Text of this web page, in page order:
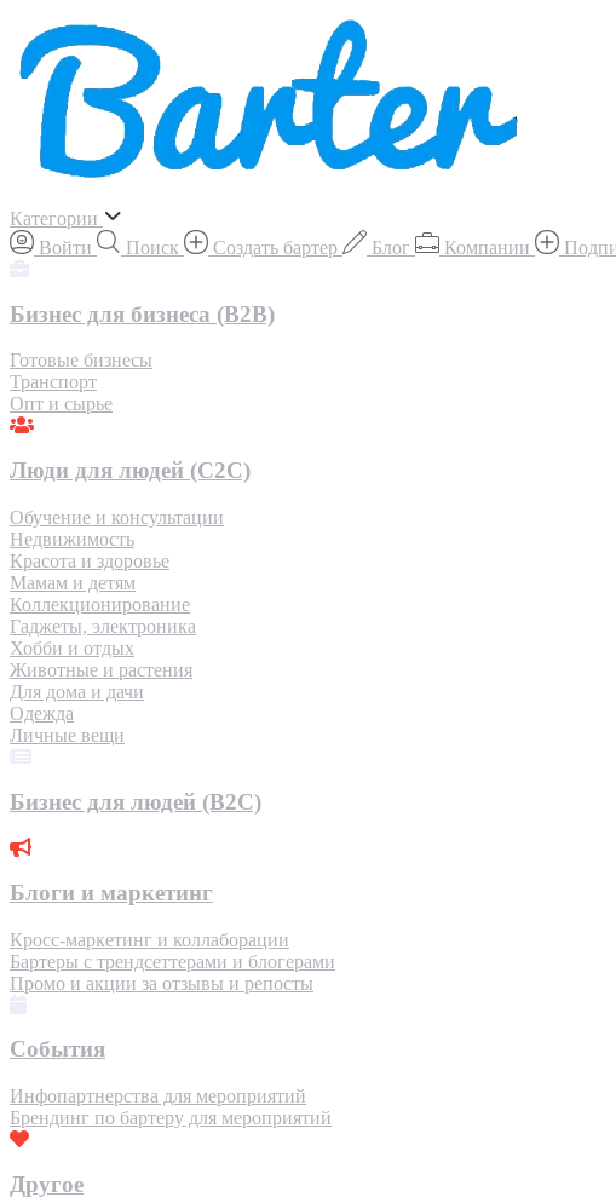
Категории
Войти
Поиск Создать бартер Блог Компании
Бизнес для бизнеса (B2B)
Готовые бизнесы
Транспорт
Опт и сырье
Люди для людей (С2С)
Обучение и консультации
Недвижимость
Красота и здоровье
Мамам и детям
Коллекционирование
Гаджеты, электроника
Хобби и отдых
Животные и растения
Для дома и дачи
Одежда
Личные вещи
Бизнес для людей (B2C)
Блоги и маркетинг
Кросс-маркетинг и коллаборации
Бартеры с трендсеттерами и блогерами
Промо и акции за отзывы и репосты
События
Инфопартнерства для мероприятий
Брендинг по бартеру для мероприятий
Другое